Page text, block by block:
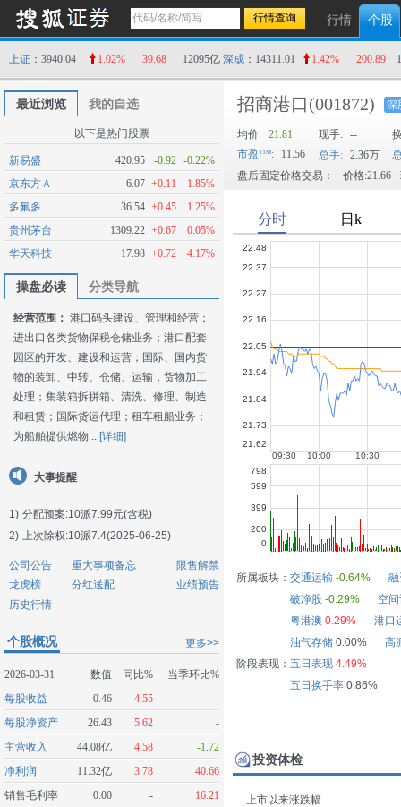
行情 个股
上证 ：3940.04 1.02% 39.68 12095亿 深成 ：14311.01 1.42% 200.89
最近浏览 我的自选
以下是热门股票
新易盛 420.95 -0.92 -0.22%
京东方Ａ
6.07 +0.11
1.85%
多氟多
36.54 +0.45
1.25%
贵州茅台
1309.22 +0.67
0.05%
华天科技
17.98 +0.72 4.17%
操盘必读 分类导航
经营范围： 港口码头建设、管理和经营；
进出口各类货物保税仓储业务；港口配套
园区的开发、建设和运营；国际、国内货
物的装卸、中转、仓储、运输，货物加工
处理；集装箱拆拼箱、清洗、修理、制造
和租赁；国际货运代理；租车租船业务；
为船舶提供燃物... [详细]
大事提醒
1) 分配预案:10派7.99元(含税)
2) 上次除权:10派7.4(2025-06-25)
公司公告 重大事项备忘
限售解禁
龙虎榜
分红送配
业绩预告
历史行情
更多>>
个股概况
2026-03-31 数值 同比%
当季环比%
每股收益
0.46 4.55
-
每股净资产
26.43 5.62
-
主营收入
44.08亿 4.58
-1.72
净利润
11.32亿 3.78
40.66
销售毛利率
0.00 - 16.21
招商港口(001872) 深
均价: 21.81 现手: --
市盈
: 11.56 总手: 2.36万
盘后固定价格交易：
价格:21.66
所属板块： 交通运输 -0.64%
破净股 -0.29%
空
粤港澳 0.29%
港口
油气存储 0.00%
高
阶段表现： 五日表现 4.49%
五日换手率0.86%
投资体检
上市以来涨跌幅